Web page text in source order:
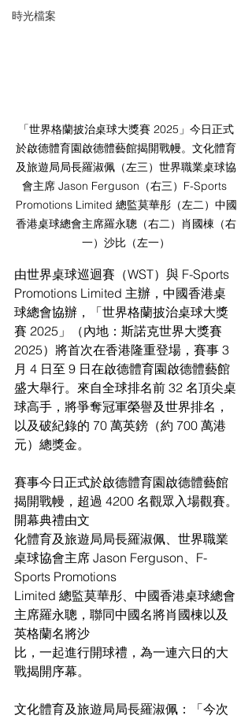
時光檔案
「世界格蘭披治桌球大獎賽 2025」今日正式
於啟德體育園啟德體藝館揭開戰幔。文化體育
及旅遊局局長羅淑佩（左三）世界職業桌球協
會主席 Jason Ferguson（右三）F-Sports
Promotions Limited 總監莫華彤（左二）中國
香港桌球總會主席羅永聰（右二）肖國棟（右
一）沙比（左一）
由世界桌球巡迴賽（WST）與 F-Sports
Promotions Limited 主辦，中國香港桌
球總會協辦，「世界格蘭披治桌球大獎
賽 2025」（內地：斯諾克世界大獎賽
2025）將首次在香港隆重登場，賽事 3
月 4 日至 9 日在啟德體育園啟德體藝館
盛大舉行。來自全球排名前 32 名頂尖桌
球高手，將爭奪冠軍榮譽及世界排名，
以及破紀錄的 70 萬英鎊（約 700 萬港
元）總獎金。
賽事今日正式於啟德體育園啟德體藝館
揭開戰幔，超過 4200 名觀眾入場觀賽。
開幕典禮由文
化體育及旅遊局局長羅淑佩、世界職業
桌球協會主席 Jason Ferguson、F-
Sports Promotions
Limited 總監莫華彤、中國香港桌球總會
主席羅永聰，聯同中國名將肖國棟以及
英格蘭名將沙
比，一起進行開球禮，為一連六日的大
戰揭開序幕。
文化體育及旅遊局局長羅淑佩：「今次